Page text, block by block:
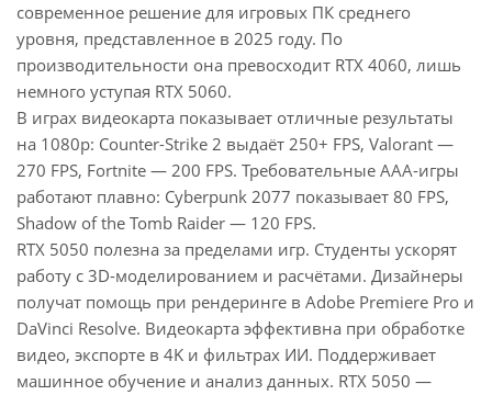
современное решение для игровых ПК среднего
уровня, представленное в 2025 году. По
производительности она превосходит RTX 4060, лишь
немного уступая RTX 5060.
В играх видеокарта показывает отличные результаты
на 1080p: Counter-Strike 2 выдаёт 250+ FPS, Valorant —
270 FPS, Fortnite — 200 FPS. Требовательные AAA-игры
работают плавно: Cyberpunk 2077 показывает 80 FPS,
Shadow of the Tomb Raider — 120 FPS.
RTX 5050 полезна за пределами игр. Студенты ускорят
работу с 3D-моделированием и расчётами. Дизайнеры
получат помощь при рендеринге в Adobe Premiere Pro и
DaVinci Resolve. Видеокарта эффективна при обработке
видео, экспорте в 4K и фильтрах ИИ. Поддерживает
машинное обучение и анализ данных. RTX 5050 —